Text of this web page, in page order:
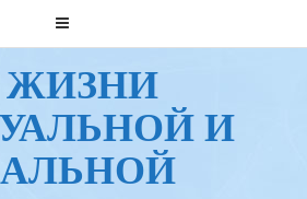
ЖИЗНИ
И